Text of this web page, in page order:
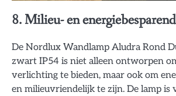
8. Milieu- en
De Nordlux Wandlamp Aludra Rond
zwart IP54 is niet alleen ontworpen
verlichting te bieden, maar ook om
en milieuvriendelijk te zijn. De lamp is